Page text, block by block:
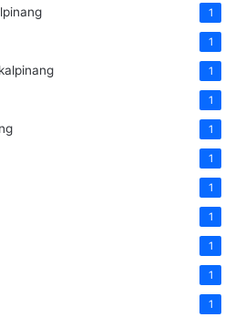
1
1
1
1
1
1
1
1
1
1
1